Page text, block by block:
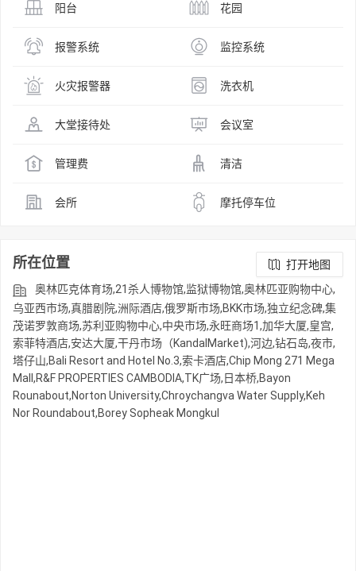
阳台 花园
报警系统 监控系统
火灾报警器 洗衣机
大堂接待处 会议室
管理费 清洁
会所 摩托停车位
所在位置
打开地图
奥林匹克体育场,21杀人博物馆,监狱博物馆,奥林匹亚购物中心,
乌亚西市场,真腊剧院,洲际酒店,俄罗斯市场,BKK市场,独立纪念碑,集
茂诺罗敦商场,苏利亚购物中心,中央市场,永旺商场1,加华大厦,皇宫,
索菲特酒店,安达大厦,干丹市场（KandalMarket),河边,钻石岛,夜市,
塔仔山,Bali Resort and Hotel No.3,索卡酒店,Chip Mong 271 Mega
Mall,R&F PROPERTIES CAMBODIA,TK广场,日本桥,Bayon
Rounabout,Norton University,Chroychangva Water Supply,Keh
Nor Roundabout,Borey Sopheak Mongkul